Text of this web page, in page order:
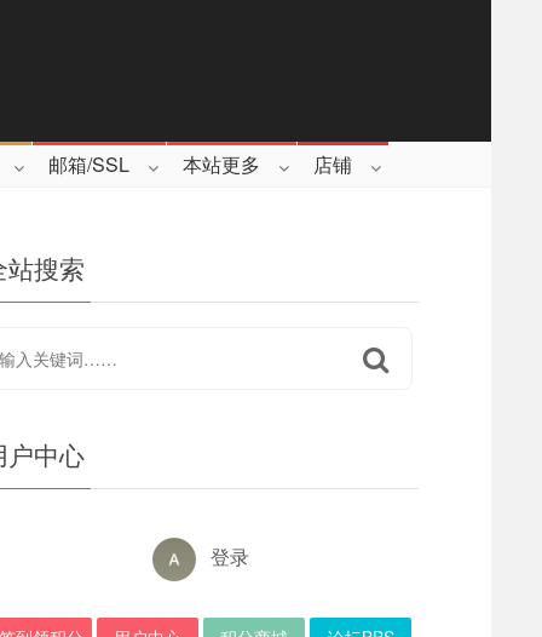
邮箱/SSL 本站更多 店铺
站搜索
户中心
登录